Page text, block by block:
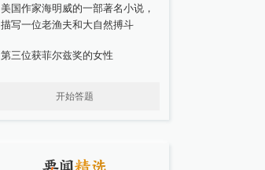
美国作家海明威的一部著名小说，
描写一位老渔夫和大自然搏斗
第三位获菲尔兹奖的女性
开始答题